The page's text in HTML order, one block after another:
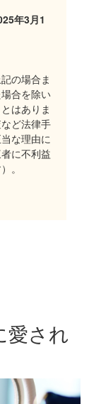
年3月1
の場合ま
合を除い
はありま
ど法律手
な理由に
に不利益
。
愛され